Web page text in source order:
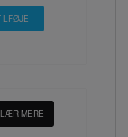
LÆR MERE